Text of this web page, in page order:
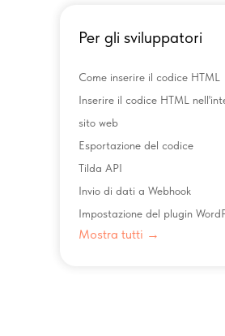
Mostra tutti →
Per gli sviluppatori
Come inserire il codice HTML
Inserire il codice HTML
sito web
Esportazione del codice
Tilda API
Invio di dati a Webhook
Impostazione del plugin